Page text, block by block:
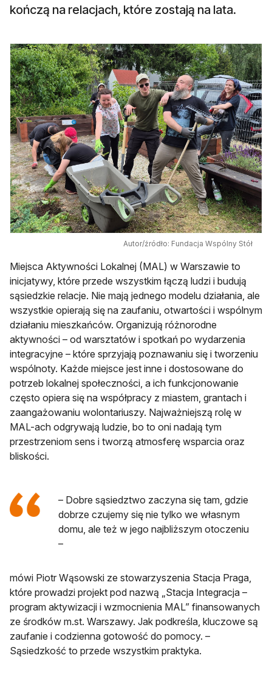
kończą na relacjach, które zostają na lata.
Autor/źródło: Fundacja Wspólny Stół
Miejsca Aktywności Lokalnej (MAL) w Warszawie to
inicjatywy, które przede wszystkim łączą ludzi i budują
sąsiedzkie relacje. Nie mają jednego modelu działania, ale
wszystkie opierają się na zaufaniu, otwartości i wspólnym
działaniu mieszkańców. Organizują różnorodne
aktywności – od warsztatów i spotkań po wydarzenia
integracyjne – które sprzyjają poznawaniu się i tworzeniu
wspólnoty. Każde miejsce jest inne i dostosowane do
potrzeb lokalnej społeczności, a ich funkcjonowanie
często opiera się na współpracy z miastem, grantach i
zaangażowaniu wolontariuszy. Najważniejszą rolę w
MAL-ach odgrywają ludzie, bo to oni nadają tym
przestrzeniom sens i tworzą atmosferę wsparcia oraz
bliskości.
– Dobre sąsiedztwo zaczyna się tam, gdzie
dobrze czujemy się nie tylko we własnym
domu, ale też w jego najbliższym otoczeniu
–
mówi Piotr Wąsowski ze stowarzyszenia Stacja Praga,
które prowadzi projekt pod nazwą „Stacja Integracja –
program aktywizacji i wzmocnienia MAL” finansowanych
ze środków m.st. Warszawy. Jak podkreśla, kluczowe są
zaufanie i codzienna gotowość do pomocy. –
Sąsiedzkość to przede wszystkim praktyka.